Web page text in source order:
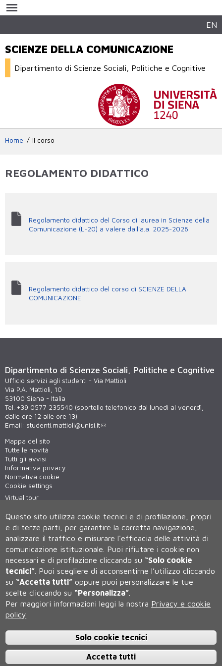
contenuto
EN
SCIENZE DELLA COMUNICAZIONE
Dipartimento di Scienze Sociali, Politiche e Cognitive
Home Il corso
REGOLAMENTO DIDATTICO
Regolamento didattico del Corso di laurea in Scienze della
Comunicazione (L-20) a valere dall'a.a. 2025-2026
Regolamento didattico del corso di SCIENZE DELLA
COMUNICAZIONE
Dipartimento di Scienze Sociali, Politiche e Cognitive
Ufficio servizi agli studenti - Via Mattioli
Via P.A. Mattioli, 10
53100 Siena - Italia
Tel. +39 0577 235540 (sportello telefonico dal lunedì al venerdì,
dalle ore 12 alle ore 13)
Email: studenti.mattioli@unisi.it
Mappa del sito
Tutte le novità
Tutti gli avvisi
Informativa privacy
Normativa cookie
Cookie settings
Virtual tour
Università degli Studi di Siena
Rettorato, via Banchi di Sotto 55, 53100 Siena ITALIA
P.IVA 00273530527 | C.F. 80002070524 | Caselle Pec: Posta
Elettronica Certificata
0577 235555 (dal lunedì al venerdì dalle 9.30 alle 10.30)
Questo sito utilizza cookie tecnici e di profilazione, propri
e di terze parti, per garantire la corretta navigazione,
analizzare il traffico e misurare l'efficacia delle attività di
comunicazione istituzionale. Puoi rifiutare i cookie non
necessari e di profilazione cliccando su “Solo cookie
tecnici” Puoi scegliere di acconsentirne l’utilizzo cliccando
su “Accetta tutti” oppure puoi personalizzare le tue
scelte cliccando su “Personalizza”
Per maggiori informazioni leggi la nostra Privacy e cookie
policy
Solo cookie tecnici
Accetta tutti